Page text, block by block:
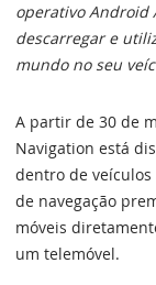
operativo Android
descarregar e
mundo no seu
A partir de 30 de
Navigation está
dentro de veículos
de navegação
móveis
um telemóvel.